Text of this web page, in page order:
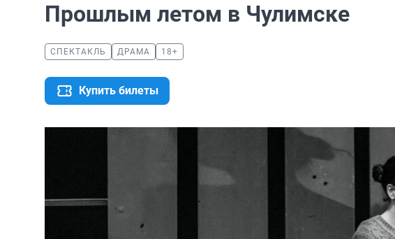
Прошлым летом в Чулимске
СПЕКТАКЛЬ ДРАМА 18+
Купить билеты